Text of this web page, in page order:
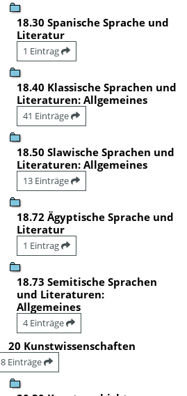
18.30 Spanische Sprache und
Literatur
1 Eintrag
18.40 Klassische Sprachen und
Literaturen: Allgemeines
41 Einträge
18.50 Slawische Sprachen und
Literaturen: Allgemeines
13 Einträge
18.72 Ägyptische Sprache und
Literatur
1 Eintrag
18.73 Semitische Sprachen
und Literaturen:
Allgemeines
4 Einträge
20 Kunstwissenschaften
8 Einträge